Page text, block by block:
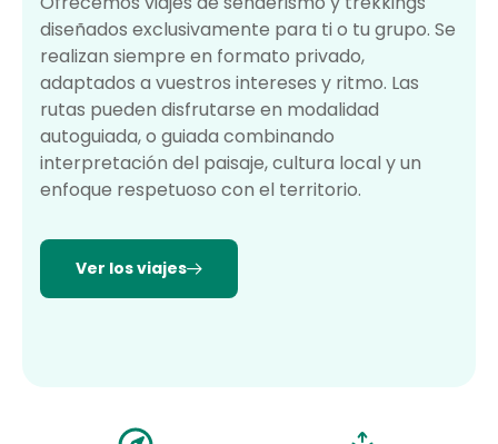
diseñados exclusivamente para ti o tu grupo. Se
realizan siempre en formato privado,
adaptados a vuestros intereses y ritmo. Las
rutas pueden disfrutarse en modalidad
autoguiada, o guiada combinando
interpretación del paisaje, cultura local y un
enfoque respetuoso con el territorio.
Ver los viajes